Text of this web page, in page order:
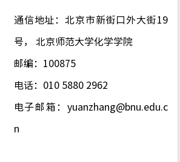
通信地址：北京市新街口外大街19
号， 北京师范大学化学学院
邮编：100875
电话：010 5880 2962
电子邮箱： yuanzhang@bnu.edu.c
n